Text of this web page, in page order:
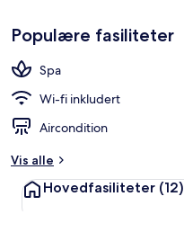
v
Populære fasiliteter
Spa
Wi-fi inkludert
Aircondition
Vis alle
Hovedfasiliteter (12)